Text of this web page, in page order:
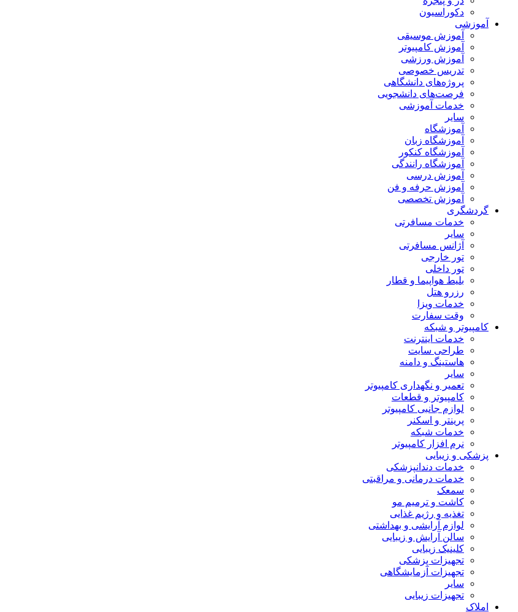
دکوراسیون
آموزشی
آموزش موسیقی
آموزش کامپیوتر
آموزش ورزشی
تدریس خصوصی
پروژه‌های دانشگاهی
فرصت‌های دانشجویی
خدمات آموزشی
سایر
آموزشگاه
آموزشگاه زبان
آموزشگاه کنکور
آموزشگاه رانندگی
آموزش درسی
آموزش حرفه و فن
آموزش تخصصی
گردشگری
خدمات مسافرتی
سایر
آژانس مسافرتی
تور خارجی
تور داخلی
بلیط هواپیما و قطار
رزرو هتل
خدمات ویزا
وقت سفارت
کامپیوتر و شبکه
خدمات اینترنت
طراحی سایت
هاستینگ و دامنه
سایر
تعمیر و نگهداری کامپیوتر
کامپیوتر و قطعات
لوازم جانبی کامپیوتر
پرینتر و اسکنر
خدمات شبکه
نرم افزار کامپیوتر
پزشکی و زیبایی
خدمات دندانپزشکی
خدمات درمانی و مراقبتی
سمعک
کاشت و ترمیم مو
تغذیه و رژیم غذایی
لوازم آرایشی و بهداشتی
سالن آرایش و زیبایی
کلینیک زیبایی
تجهیزات پزشکی
تجهیزات آزمایشگاهی
سایر
تجهیزات زیبایی
املاک